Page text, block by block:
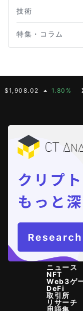
技術
特集・コラム
1.80% XRP
ニュース
NFT
Web3ゲ
DeFi
取引所
リサーチ
用語集